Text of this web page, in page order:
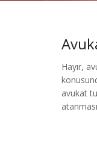
Hayır,
avukat